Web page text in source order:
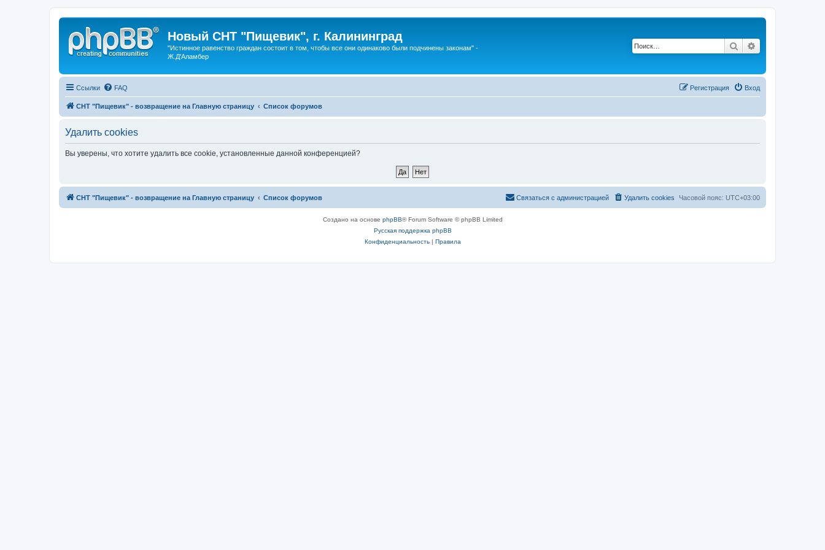
Новый СНТ "Пищевик", г. Калининград
"Истинное равенство граждан состоит в том, чтобы все они одинаково были подчинены законам" -
Ж.Д'Аламбер
Поиск
Ссылки FAQ Вход
Регистрация
СНТ "Пищевик" - возвращение на Главную страницу Список форумов
Удалить cookies
Вы уверены, что хотите удалить все cookie, установленные данной конференцией?
СНТ "Пищевик" - возвращение на Главную страницу Список форумов Часовой пояс: UTC+03:00
Удалить cookies
Связаться с администрацией
Создано на основе phpBB® Forum Software © phpBB Limited
Русская поддержка phpBB
Конфиденциальность| Правила